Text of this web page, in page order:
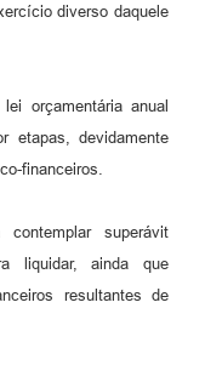
diverso daquele
orçamentária anual
etapas, devidamente
financeiros.
superávit
liquidar, ainda que
resultantes de